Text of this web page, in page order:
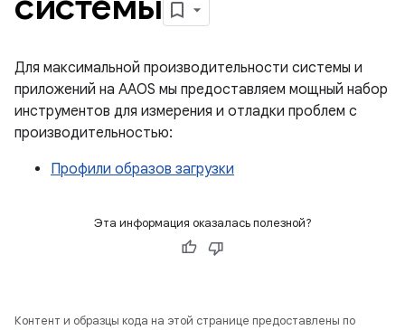
Для максимальной производительности системы и
приложений на AAOS мы предоставляем мощный набор
инструментов для измерения и отладки проблем с
производительностью:
Профили образов загрузки
Эта информация оказалась полезной?
Контент и образцы кода на этой странице предоставлены по